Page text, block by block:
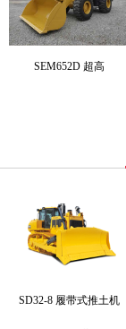
SEM652D 超高
SD32-8 履带式推土机